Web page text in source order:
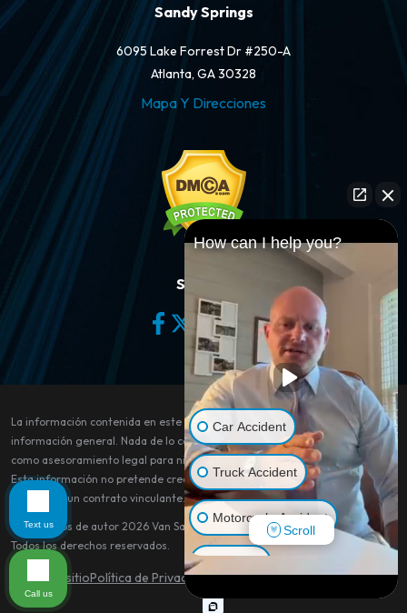
Sandy Springs
6095 Lake Forrest Dr #250-A
Atlanta, GA 30328
Mapa Y Direcciones
Síganos
La información contenida en este sitio web es sólo para fines de
información general. Nada de lo contenido en este sitio debe tomarse
como asesoramiento legal para ningún caso o situación individual.
Esta información no pretende crear, y su recepción o visualización no
constituye un contrato vinculante.
© Derechos de autor 2026 Van Sant Law.
Todos los derechos reservados.
Mapa del sitioPolítica de PrivacidadAviso legal
How can I help you?
Car Accident
Truck Accident
Motorcycle Accident
Pedestrian Accident
Scroll
Text us
Call us